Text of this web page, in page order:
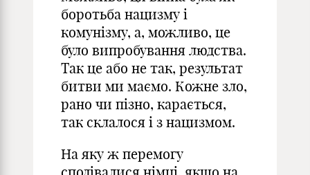
боротьба нацизму і
комунізму, а, можливо, це
було випробування людства.
Так це або не так, результат
битви ми маємо. Кожне зло,
рано чи пізно, карається,
так склалося і з нацизмом.
На яку ж перемогу